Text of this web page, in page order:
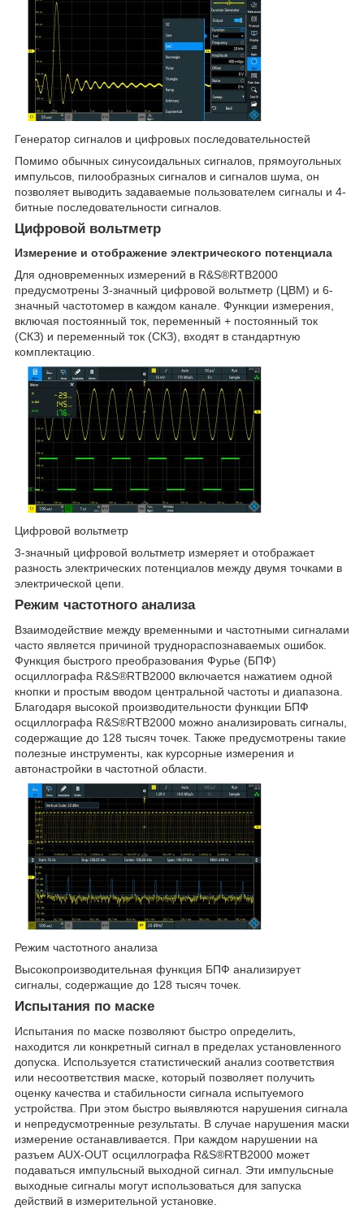
Генератор сигналов и цифровых последовательностей
Помимо обычных синусоидальных сигналов, прямоугольных
импульсов, пилообразных сигналов и сигналов шума, он
позволяет выводить задаваемые пользователем сигналы и 4-
битные последовательности сигналов.
Цифровой вольтметр
Измерение и отображение электрического потенциала
Для одновременных измерений в R&S®RTB2000
предусмотрены 3-значный цифровой вольтметр (ЦВМ) и 6-
значный частотомер в каждом канале. Функции измерения,
включая постоянный ток, переменный + постоянный ток
(СКЗ) и переменный ток (СКЗ), входят в стандартную
комплектацию.
Цифровой вольтметр
3-значный цифровой вольтметр измеряет и отображает
разность электрических потенциалов между двумя точками в
электрической цепи.
Режим частотного анализа
Взаимодействие между временными и частотными сигналами
часто является причиной труднораспознаваемых ошибок.
Функция быстрого преобразования Фурье (БПФ)
осциллографа R&S®RTB2000 включается нажатием одной
кнопки и простым вводом центральной частоты и диапазона.
Благодаря высокой производительности функции БПФ
осциллографа R&S®RTB2000 можно анализировать сигналы,
содержащие до 128 тысяч точек. Также предусмотрены такие
полезные инструменты, как курсорные измерения и
автонастройки в частотной области.
Режим частотного анализа
Высокопроизводительная функция БПФ анализирует
сигналы, содержащие до 128 тысяч точек.
Испытания по маске
Испытания по маске позволяют быстро определить,
находится ли конкретный сигнал в пределах установленного
допуска. Используется статистический анализ соответствия
или несоответствия маске, который позволяет получить
оценку качества и стабильности сигнала испытуемого
устройства. При этом быстро выявляются нарушения сигнала
и непредусмотренные результаты. В случае нарушения маски
измерение останавливается. При каждом нарушении на
разъем AUX-OUT осциллографа R&S®RTB2000 может
подаваться импульсный выходной сигнал. Эти импульсные
выходные сигналы могут использоваться для запуска
действий в измерительной установке.